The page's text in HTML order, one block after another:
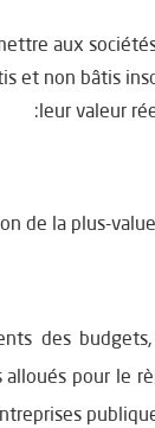
aux
et non bâtis
leur valeur
de la plus-
des
alloués pour le